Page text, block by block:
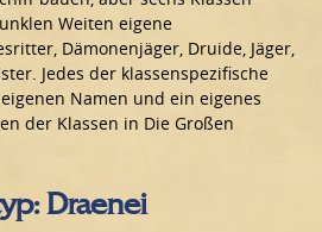
Weiten eigene
Dämonenjäger, Druide, Jäger,
Jedes der klassenspezifische
Namen und ein eigenes
der Klassen in Die Großen
Draenei